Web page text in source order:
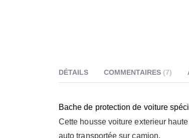
DÉTAILS
Bache de protection de voiture
Cette housse voiture exterieur
auto transportée sur camion.
COMMENTAIRES 7